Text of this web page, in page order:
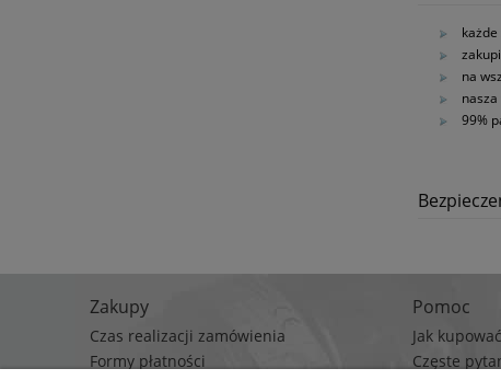
na
99%
Zakupy
Czas realizacji zamówienia
Formy płatności
Pomoc
Jak
Częste